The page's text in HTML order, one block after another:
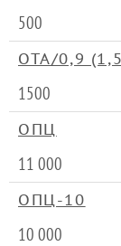
500
ОТА/0,9
1500
ОПЦ
11 000
ОПЦ-10
10 000